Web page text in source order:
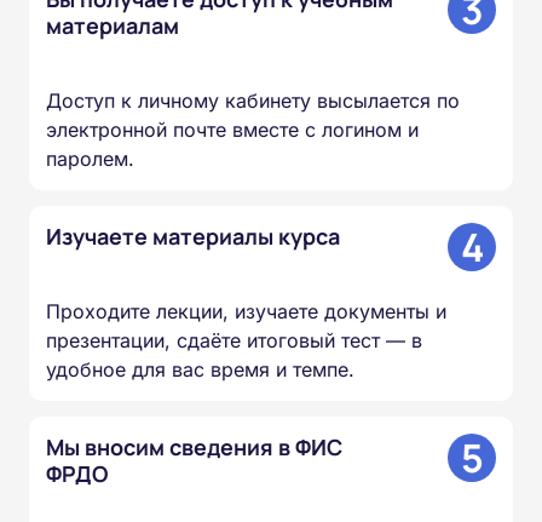
материалам
Доступ к личному кабинету высылается по
электронной почте вместе с логином и
паролем.
Изучаете материалы курса 4
Проходите лекции, изучаете документы и
презентации, сдаёте итоговый тест — в
удобное для вас время и темпе.
Мы вносим сведения в ФИС
ФРДО
5